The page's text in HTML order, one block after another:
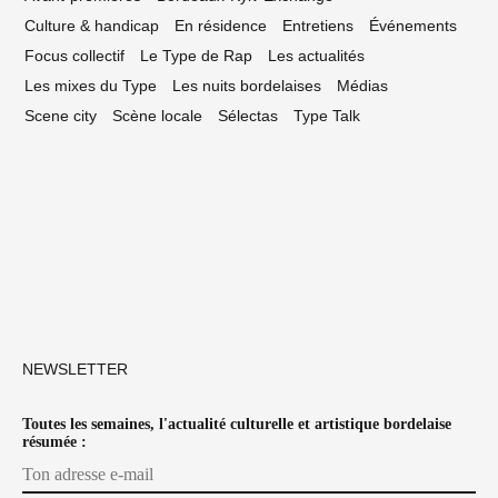
Culture & handicap
En résidence Entretiens
Événements
Focus collectif
Le Type de Rap
Les actualités
Les mixes du Type
Les nuits bordelaises
Médias
Scene city
Scène locale Sélectas Type Talk
NEWSLETTER
Toutes les semaines, l'actualité culturelle et artistique bordelaise
résumée :